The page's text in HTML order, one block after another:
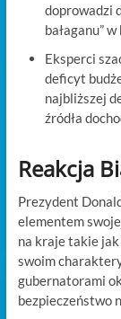
doprowadzi
bałaganu”
Eksperci
deficyt
najbliższej
źródła
Reakcja
Prezydent
elementem
na kraje takie jak
swoim
gubernatorami
bezpieczeństwo